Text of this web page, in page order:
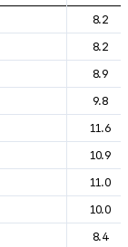
기압등을 안내한 표입
8.2
8.2
8.9
9.8
11.6
10.9
11.0
10.0
8.4